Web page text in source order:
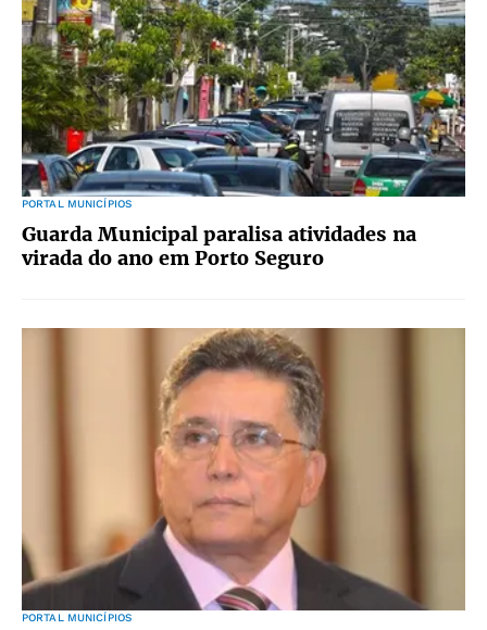
PORTAL MUNICÍPIOS
Guarda Municipal paralisa atividades na
virada do ano em Porto Seguro
PORTAL MUNICÍPIOS